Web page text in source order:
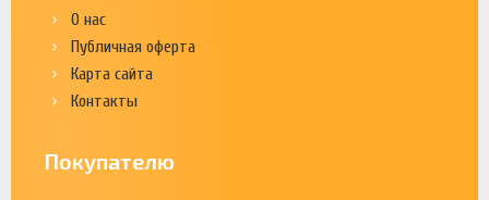
О нас
Публичная оферта
Карта сайта
Контакты
Покупателю